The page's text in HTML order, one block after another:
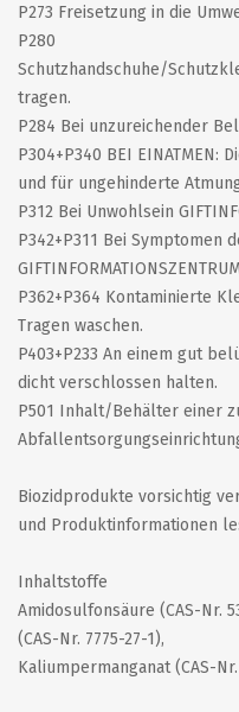
P273 Freisetzung in die
P280
Schutzhandschuhe/
tragen.
P284 Bei unzureichender
P304+P340 BEI EINATMEN:
und für ungehinderte
P312 Bei Unwohlsein
P342+P311 Bei Symptomen
P362+P364 Kontaminierte
Tragen waschen.
P403+P233 An einem gut
dicht verschlossen halten.
P501 Inhalt/Behälter einer
Biozidprodukte vorsichtig
und Produktinformationen
Inhaltstoffe
Amidosulfonsäure (CAS-Nr.
(CAS-Nr. 7775-27-1),
Kaliumpermanganat (CAS-